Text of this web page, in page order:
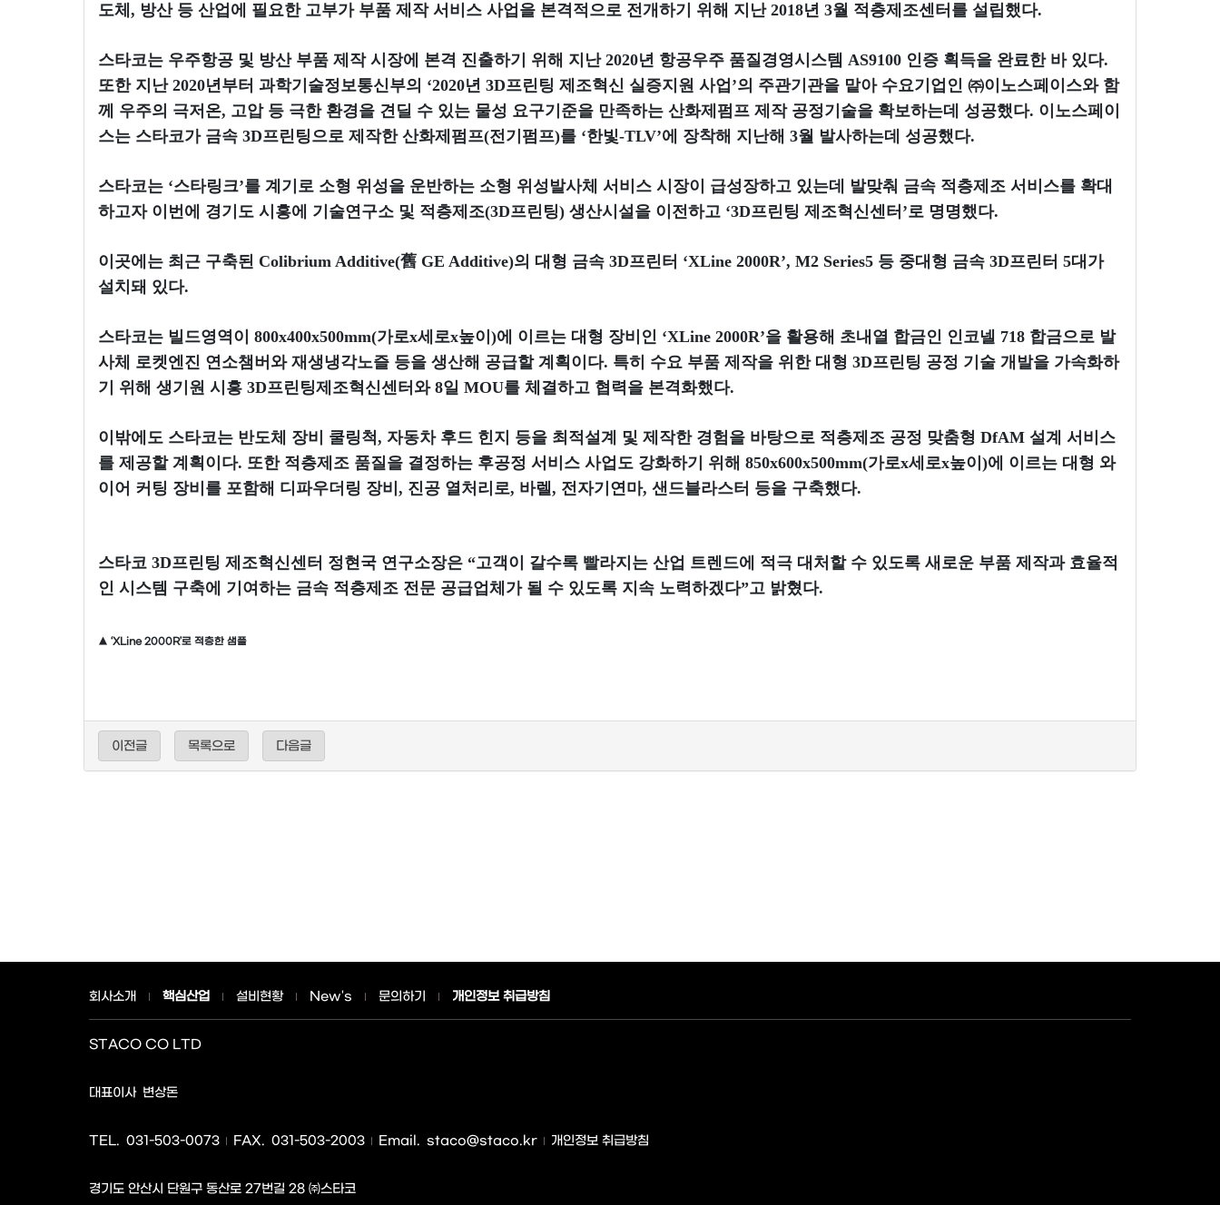
도체, 방산 등 산업에 필요한 고부가 부품 제작 서비스 사업을 본격적으로 전개하기 위해 지난 2018년 3월 적층제조센터를 설립했다.
스타코는 우주항공 및 방산 부품 제작 시장에 본격 진출하기 위해 지난 2020년 항공우주 품질경영시스템 AS9100 인증 획득을 완료한 바 있다.
또한 지난 2020년부터 과학기술정보통신부의 ‘2020년 3D프린팅 제조혁신 실증지원 사업’의 주관기관을 맡아 수요기업인 ㈜이노스페이스와 함
께 우주의 극저온, 고압 등 극한 환경을 견딜 수 있는 물성 요구기준을 만족하는 산화제펌프 제작 공정기술을 확보하는데 성공했다. 이노스페이
스는 스타코가 금속 3D프린팅으로 제작한 산화제펌프(전기펌프)를 ‘한빛-TLV’에 장착해 지난해 3월 발사하는데 성공했다.
스타코는 ‘스타링크’를 계기로 소형 위성을 운반하는 소형 위성발사체 서비스 시장이 급성장하고 있는데 발맞춰 금속 적층제조 서비스를 확대
하고자 이번에 경기도 시흥에 기술연구소 및 적층제조(3D프린팅) 생산시설을 이전하고 ‘3D프린팅 제조혁신센터’로 명명했다.
이곳에는 최근 구축된 Colibrium Additive(舊 GE Additive)의 대형 금속 3D프린터 ‘XLine 2000R’, M2 Series5 등 중대형 금속 3D프린터 5대가
설치돼 있다.
스타코는 빌드영역이 800x400x500mm(가로x세로x높이)에 이르는 대형 장비인 ‘XLine 2000R’을 활용해 초내열 합금인 인코넬 718 합금으로 발
사체 로켓엔진 연소챔버와 재생냉각노즐 등을 생산해 공급할 계획이다. 특히 수요 부품 제작을 위한 대형 3D프린팅 공정 기술 개발을 가속화하
기 위해 생기원 시흥 3D프린팅제조혁신센터와 8일 MOU를 체결하고 협력을 본격화했다.
이밖에도 스타코는 반도체 장비 쿨링척, 자동차 후드 힌지 등을 최적설계 및 제작한 경험을 바탕으로 적층제조 공정 맞춤형 DfAM 설계 서비스
를 제공할 계획이다. 또한 적층제조 품질을 결정하는 후공정 서비스 사업도 강화하기 위해 850x600x500mm(가로x세로x높이)에 이르는 대형 와
이어 커팅 장비를 포함해 디파우더링 장비, 진공 열처리로, 바렐, 전자기연마, 샌드블라스터 등을 구축했다.
스타코 3D프린팅 제조혁신센터 정현국 연구소장은 “고객이 갈수록 빨라지는 산업 트렌드에 적극 대처할 수 있도록 새로운 부품 제작과 효율적
인 시스템 구축에 기여하는 금속 적층제조 전문 공급업체가 될 수 있도록 지속 노력하겠다”고 밝혔다.
▲ ‘XLine 2000R’로 적층한 샘플
이전글 목록으로 다음글
회사소개 핵심산업 설비현황 New's 문의하기 개인정보 취급방침
사업자명
STACO CO LTD
대표이사 변상돈
TEL. 031-503-0073 FAX. 031-503-2003 Email. staco@staco.kr 개인정보 취급방침
주소
경기도 안산시 단원구 동산로 27번길 28 ㈜스타코